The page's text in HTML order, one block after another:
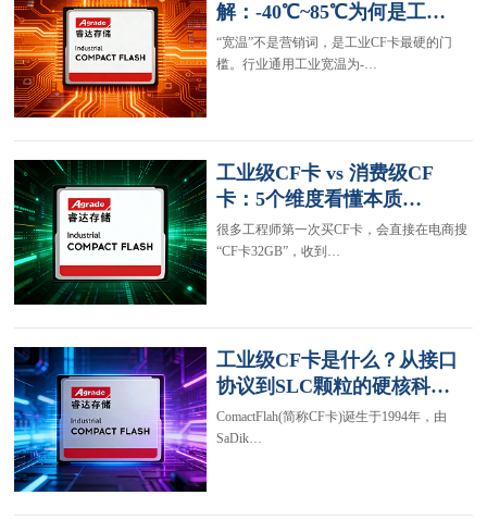
解：-40℃~85℃为何是工…
“宽温”不是营销词，是工业CF卡最硬的门
槛。行业通用工业宽温为-…
工业级CF卡 vs 消费级CF
卡：5个维度看懂本质…
很多工程师第一次买CF卡，会直接在电商搜
“CF卡32GB”，收到…
工业级CF卡是什么？从接口
协议到SLC颗粒的硬核科…
ComactFlah(简称CF卡)诞生于1994年，由
SaDik…